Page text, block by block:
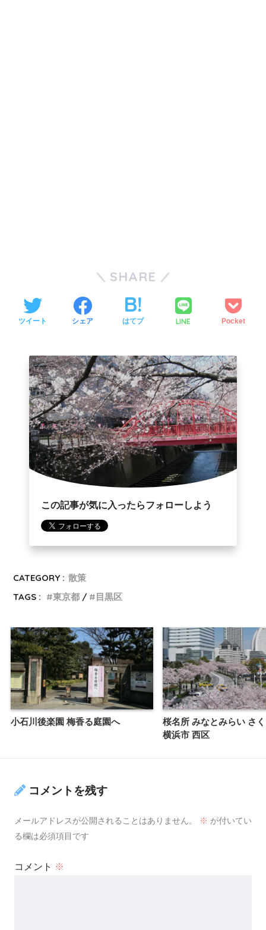
SHARE
ツイート シェア はてブ LINE Pocket
この記事が気に入ったらフォローしよう
CATEGORY : 散策
TAGS :
東京都 目黒区
小石川後楽園 梅香る庭園へ
桜名所 みなとみらい さ
横浜市 西区
コメントを残す
メールアドレスが公開されることはありません。 ※ が付いてい
る欄は必須項目です
コメント ※